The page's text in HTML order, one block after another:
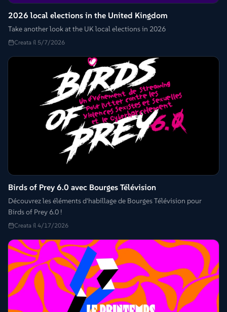
2026 local elections in the United Kingdom
Take another look at the UK local elections in 2026
Creata il 5/7/2026
Birds of Prey 6.0 avec Bourges Télévision
Découvrez les éléments d'habillage de Bourges Télévision pour
Birds of Prey 6.0 !
Creata il 4/17/2026